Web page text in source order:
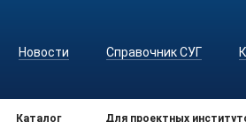
Новости Справочник СУГ
Каталог Для проектных